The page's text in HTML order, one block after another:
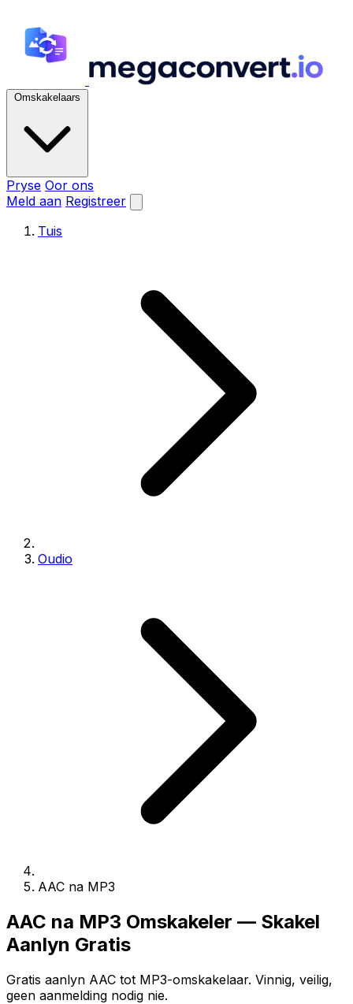
Omskakelaars
Pryse Oor ons
Meld aan Registreer
Tuis
Oudio
AAC na MP3
AAC na MP3 Omskakeler — Skakel
Aanlyn Gratis
Gratis aanlyn AAC tot MP3-omskakelaar. Vinnig, veilig,
geen aanmelding nodig nie.